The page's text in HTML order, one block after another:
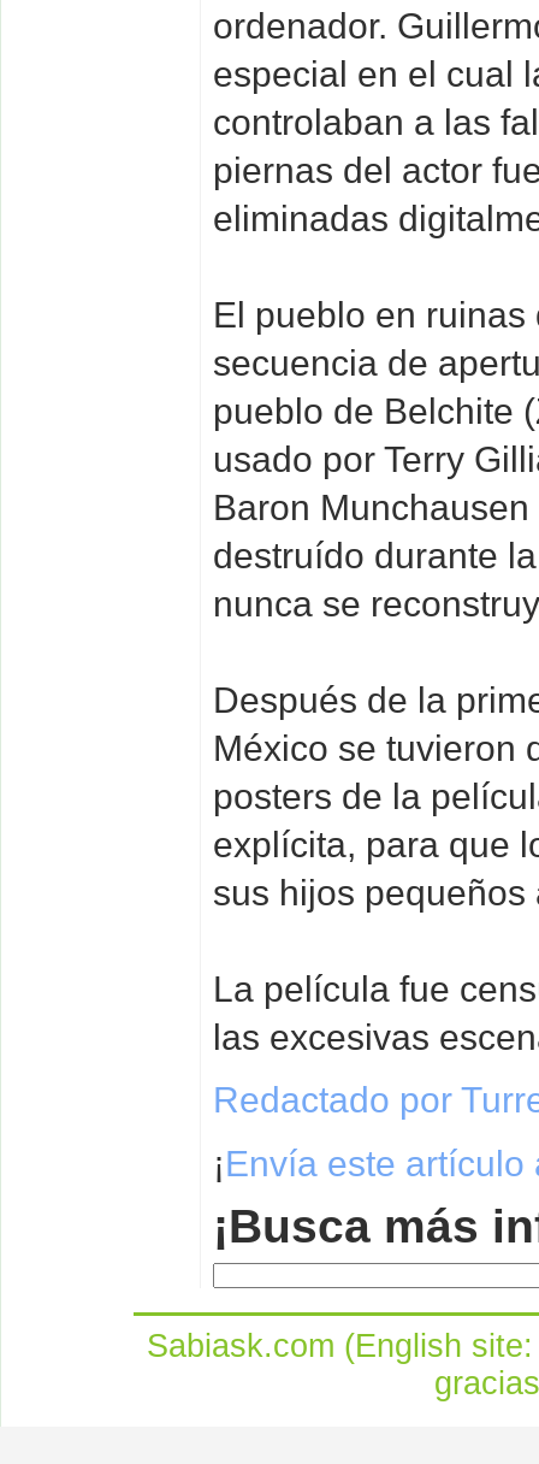
ordenador.
especial en el cual
controlaban a las
piernas del actor
eliminadas
El pueblo en
secuencia de
pueblo de Belchite
usado por Terry
Baron
destruído durante
nunca se
Después de la
México se tuvieron
posters de la
explícita, para que
sus hijos pequeños
La película fue
las excesivas
Redactado por
¡Envía este artículo
¡Busca más
Sabiask.com (English